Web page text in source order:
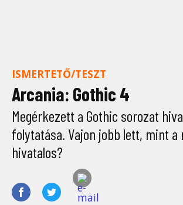
ISMERTETŐ/TESZT
Arcania: Gothic 4
Megérkezett a Gothic sorozat
folytatása. Vajon jobb lett, mint a
hivatalos?